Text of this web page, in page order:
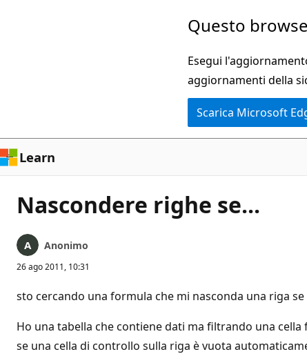
Questo
Esegui
aggiornamenti della
Scarica Microsoft
Learn
Nascondere righe se...
Anonimo
26 ago 2011, 10:31
sto cercando una formula che mi nasconda una riga
Ho una tabella che contiene dati ma filtrando una
se una cella di controllo sulla riga è vuota